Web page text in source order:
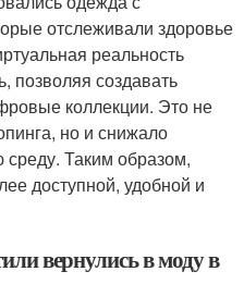
отслеживали здоровье
реальность
позволяя создавать
коллекции. Это не
но и снижало
Таким образом,
доступной, удобной и
вернулись в моду в